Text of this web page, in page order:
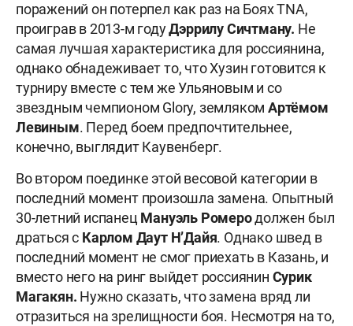
поражений он потерпел как раз на Боях TNA,
проиграв в 2013-м годуДэррилу Сичтману. Не
самая лучшая характеристика для россиянина,
однако обнадеживает то, что Хузин готовится к
турниру вместе с тем же Ульяновым и со
звездным чемпионом Glory, земляком Артёмом
Левиным. Перед боем предпочтительнее,
конечно, выглядит Каувенберг.
Во втором поединке этой весовой категории в
последний момент произошла замена. Опытный
30-летний испанецМануэль Ромеродолжен был
драться с Карлом Даут Н’Дайя. Однако швед в
последний момент не смог приехать в Казань, и
вместо него на ринг выйдет россиянин Сурик
Магакян. Нужно сказать, что замена вряд ли
отразиться на зрелищности боя. Несмотря на то,